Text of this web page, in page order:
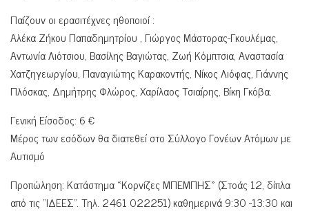
Παίζουν οι ερασιτέχνες ηθοποιοί :
Αλέκα Ζήκου Παπαδημητρίου , Γιώργος Μάστορας-Γκουλέμας,
Αντωνία Λιότσιου, Βασίλης Βαγιώτας, Ζωή Κόμπτσια, Αναστασία
Χατζηγεωργίου, Παναγιώτης Καρακοντής, Νίκος Λιόφας, Γιάννης
Πλόσκας, Δημήτρης Φλώρος, Χαρίλαος Τσιαίρης, Βίκη Γκόβα.
Γενική Είσοδος: 6 €
Μέρος των εσόδων θα διατεθεί στο Σύλλογο Γονέων Ατόμων με
Αυτισμό
Προπώληση: Κατάστημα «Κορνίζες ΜΠΕΜΠΗΣ» (Στοάς 12, δίπλα
από τις “ΙΔΕΕΣ”. Τηλ. 2461 022251) καθημερινά 9:30 -13:30 και